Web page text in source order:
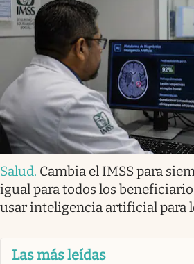
Salud. Cambia el IMSS para
igual para todos los
usar inteligencia artificial para
Las más leídas